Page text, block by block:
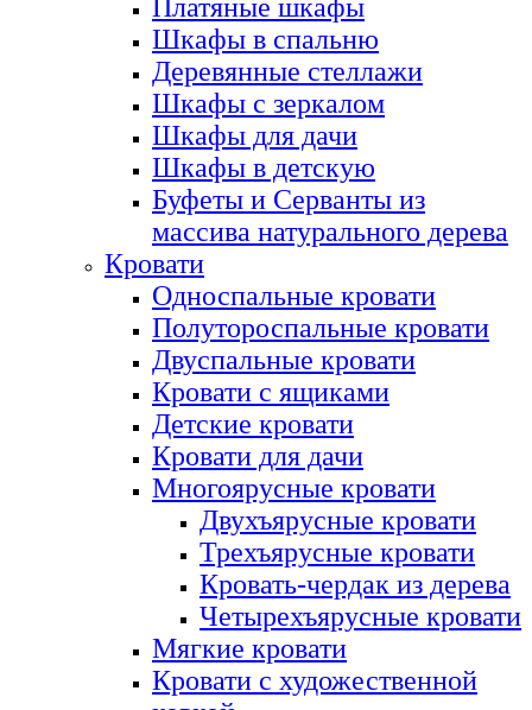
Платяные шкафы
Шкафы в спальню
Деревянные стеллажи
Шкафы с зеркалом
Шкафы для дачи
Шкафы в детскую
Буфеты и Серванты из
массива натурального дерева
Кровати
Односпальные кровати
Полутороспальные кровати
Двуспальные кровати
Кровати с ящиками
Детские кровати
Кровати для дачи
Многоярусные кровати
Двухъярусные кровати
Трехъярусные кровати
Кровать-чердак из дерева
Четырехъярусные кровати
Мягкие кровати
Кровати с художественной